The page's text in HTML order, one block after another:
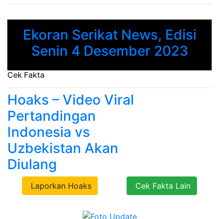
Ekoran Serikat News, Edisi
Senin 4 Desember 2023
Previous
Cek Fakta
Hoaks – Video Viral
Pertandingan
Indonesia vs
Uzbekistan Akan
Diulang
Laporkan Hoaks Cek Fakta Lain